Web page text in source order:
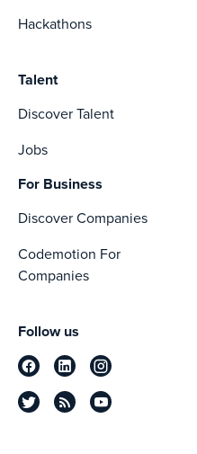
Hackathons
Talent
Discover Talent
Jobs
For Business
Discover Companies
Codemotion For
Companies
Follow us